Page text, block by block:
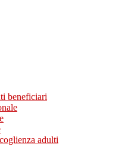
beneficiari
adulti